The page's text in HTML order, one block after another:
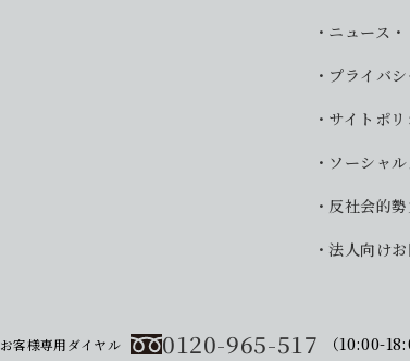
ニュース
プライバ
サイトポリ
ソーシャ
反社会的
法人向け
お客様専用ダイヤル 0120-965-517 （10:00-